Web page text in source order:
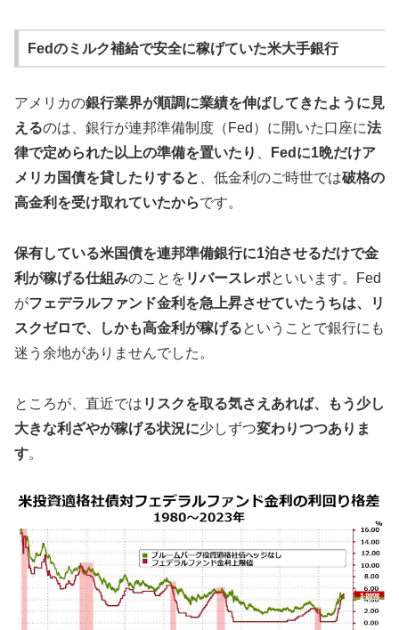
Fedのミルク補給で安全に稼げていた米大手銀行
アメリカの銀行業界が順調に業績を伸ばしてきたように見
えるのは、銀行が連邦準備制度（Fed）に開いた口座に法
律で定められた以上の準備を置いたり
Fedに1晩だけア
メリカ国債を貸したりすると
、低金利のご時世では破格の
高金利を受け取れていたからです。
保有している米国債を連邦準備銀行に1泊させるだけで金
利が稼げる仕組みのことを リバースレポといいます。Fed
がフェデラルファンド金利を急上昇させていたうちは、リ
スクゼロで、しかも高金利が稼げるということで銀行にも
迷う余地がありませんでした。
ところが、直近では リスクを取る気さえあれば、もう少し
大きな利ざやが稼げる状況に少しずつ変わりつつありま
す。